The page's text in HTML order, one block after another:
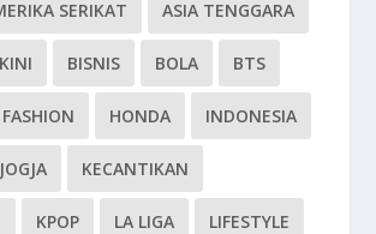
SERIKAT ASIA TENGGARA
BISNIS BOLA BTS
FASHION HONDA INDONESIA
JOGJA KECANTIKAN
KPOP LA LIGA LIFESTYLE